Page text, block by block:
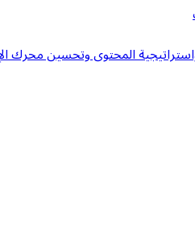
المحتوى وتحسين محرك